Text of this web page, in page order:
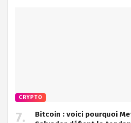
CRYPTO
Bitcoin : voici pourquoi